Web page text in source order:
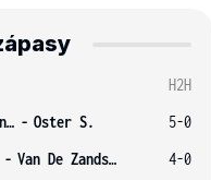
H2H
Ryan Ziegann S. - Oster S.
5-0
- Van De Zandschulp B.
4-0